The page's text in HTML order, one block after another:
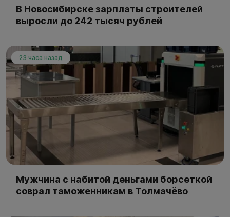
В Новосибирске зарплаты строителей
выросли до 242 тысяч рублей
23 часа назад
Мужчина с набитой деньгами борсеткой
соврал таможенникам в Толмачёво